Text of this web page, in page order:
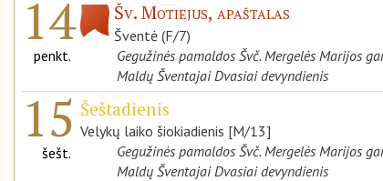
14
penkt.
Šv. Motiejus, apaštalas
Šventė (F/7)
Gegužinės pamaldos Švč. Mergelės Marijos
Maldų Šventajai Dvasiai devyndienis
15
šešt.
Šeštadienis
Velykų laiko šiokiadienis [M/13]
Gegužinės pamaldos Švč. Mergelės Marijos
Maldų Šventajai Dvasiai devyndienis